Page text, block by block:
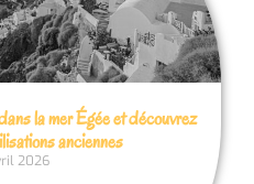
la mer Égée et découvrez
anciennes
2026